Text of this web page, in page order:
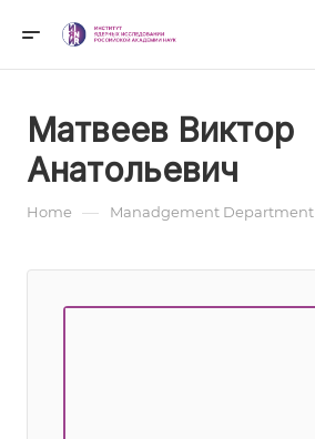
Матвеев Виктор
Анатольевич
Home — Manadgement Department